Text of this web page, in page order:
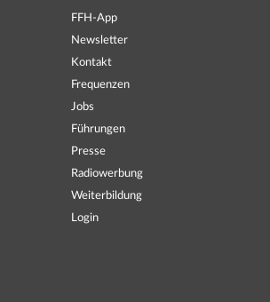
FFH-App
Newsletter
Kontakt
Frequenzen
Jobs
Führungen
Presse
Radiowerbung
Weiterbildung
Login